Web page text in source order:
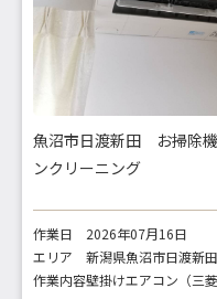
魚沼市日渡新田 お掃除
ンクリーニング
作業日
2026年07月16日
エリア
新潟県魚沼市日渡新田
作業内容